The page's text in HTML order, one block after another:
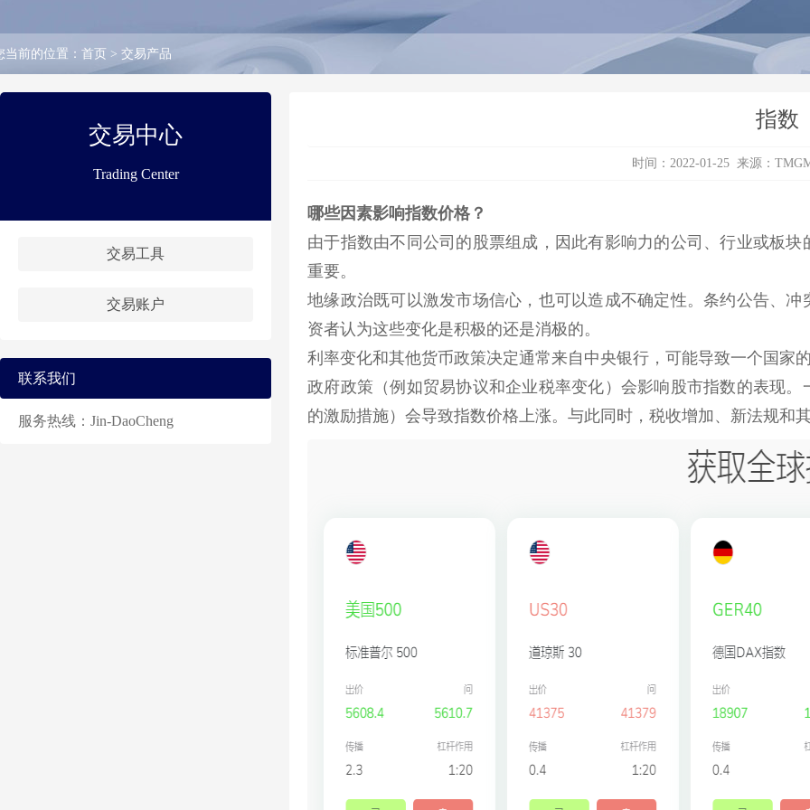
当前的位置： 首页 > 交易产品
交易中心
Trading Center
交易工具
交易账户
联系我们
服务热线：Jin-DaoCheng
指数
时间：2022-01-25 来源：
哪些因素影响指数价格？
由于指数由不同公司的股票组成，因此有影响力的公司、行业或板
重要。
地缘政治既可以激发市场信心，也可以造成不确定性。条约公告、
资者认为这些变化是积极的还是消极的。
利率变化和其他货币政策决定通常来自中央银行，可能导致一个国家
政府政策（例如贸易协议和企业税率变化）会影响股市指数的表现
的激励措施）会导致指数价格上涨。与此同时，税收增加、新法规和